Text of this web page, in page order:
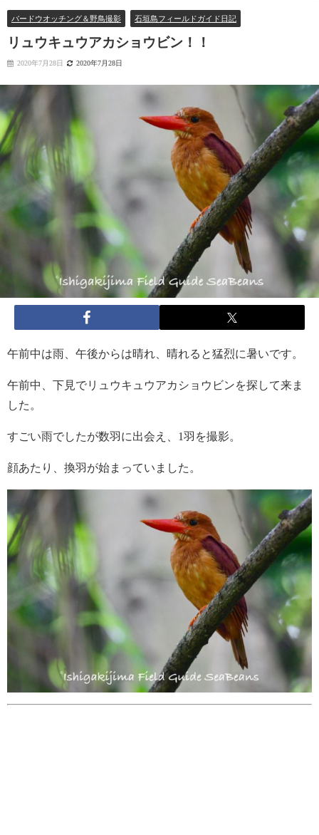
バードウオッチング＆野鳥撮影 石垣島フィールドガイド日記
リュウキュウアカショウビン！！
2020年7月28日 2020年7月28日
午前中は雨、午後からは晴れ、晴れると猛烈に暑いです。
午前中、下見でリュウキュウアカショウビンを探して来ま
した。
すごい雨でしたが数羽に出会え、1羽を撮影。
顔あたり、換羽が始まっていました。